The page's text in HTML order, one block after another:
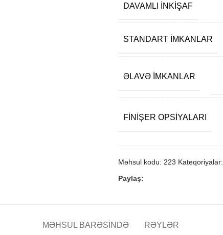
DAVAMLI INKIŞAF
STANDART IMKANLAR
ƏLAVƏ IMKANLAR
FINIŞER OPSIYALARI
Məhsul kodu: 223 Kateqoriyalar:
Paylaş:
MƏHSUL BARƏSINDƏ RƏYLƏR